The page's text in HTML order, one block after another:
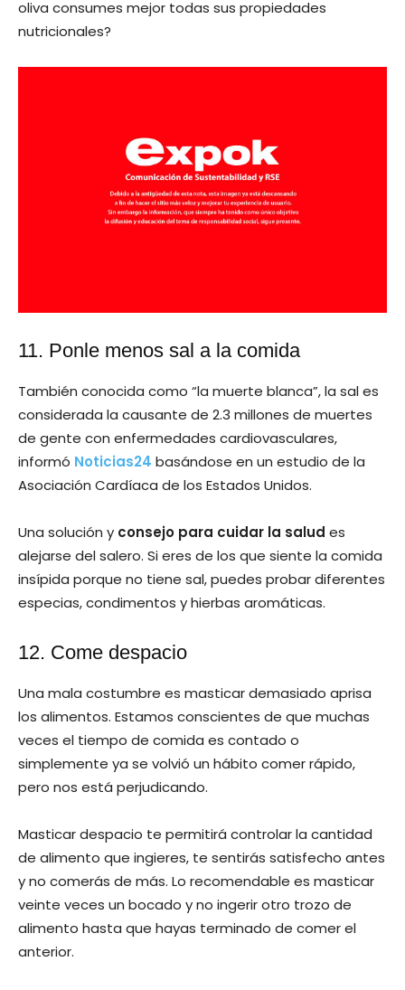
oliva consumes mejor todas sus propiedades
nutricionales?
11. Ponle menos sal a la comida
También conocida como “la muerte blanca”, la sal es
considerada la causante de 2.3 millones de muertes
de gente con enfermedades cardiovasculares,
informó Noticias24 basándose en un estudio de la
Asociación Cardíaca de los Estados Unidos.
Una solución y consejo para cuidar la salud es
alejarse del salero. Si eres de los que siente la comida
insípida porque no tiene sal, puedes probar diferentes
especias, condimentos y hierbas aromáticas.
12. Come despacio
Una mala costumbre es masticar demasiado aprisa
los alimentos. Estamos conscientes de que muchas
veces el tiempo de comida es contado o
simplemente ya se volvió un hábito comer rápido,
pero nos está perjudicando.
Masticar despacio te permitirá controlar la cantidad
de alimento que ingieres, te sentirás satisfecho antes
y no comerás de más. Lo recomendable es masticar
veinte veces un bocado y no ingerir otro trozo de
alimento hasta que hayas terminado de comer el
anterior.